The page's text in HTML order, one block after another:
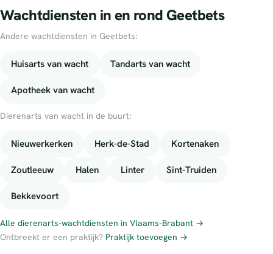
Wachtdiensten in en rond Geetbets
Andere wachtdiensten in Geetbets:
Huisarts van wacht Tandarts van wacht
Apotheek van wacht
Dierenarts van wacht in de buurt:
Nieuwerkerken Herk-de-Stad Kortenaken
Zoutleeuw Halen Linter Sint-Truiden
Bekkevoort
Alle dierenarts-wachtdiensten in Vlaams-Brabant →
Ontbreekt er een praktijk? Praktijk toevoegen →